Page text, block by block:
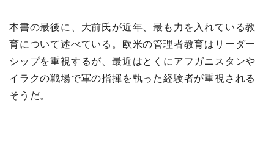
本書の最後に、大前氏が近年、最も力を入れている教
育について述べている。欧米の管理者教育はリーダー
シップを重視するが、最近はとくにアフガニスタンや
イラクの戦場で軍の指揮を執った経験者が重視される
そうだ。